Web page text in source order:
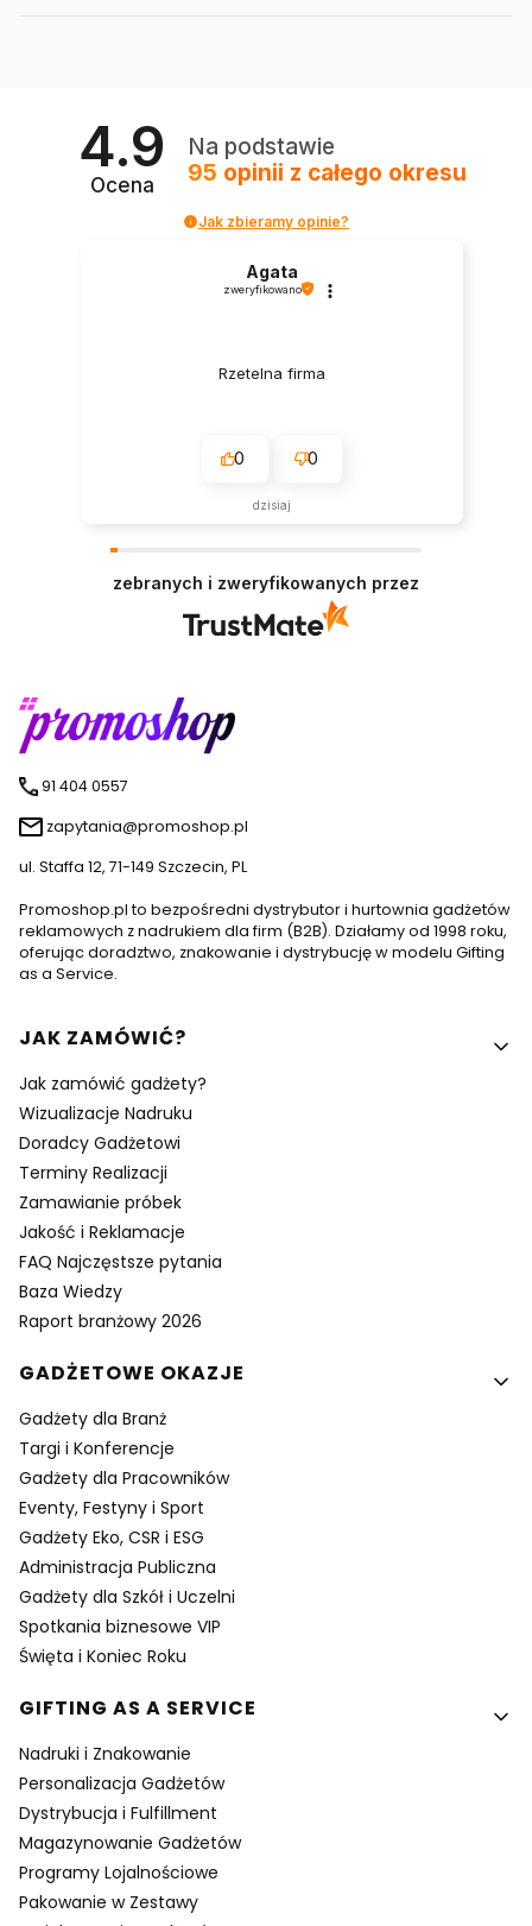
4.9
Ocena
Na podstawie
95 opinii z całego okresu
Jak zbieramy opinie?
Agata
zweryfikowano
Rzetelna firma
0 0
dzisiaj
zebranych i zweryfikowanych przez
91 404 0557
zapytania@promoshop.pl
ul. Staffa 12, 71-149 Szczecin, PL
Promoshop.pl to bezpośredni dystrybutor i hurtownia gadżetów
reklamowych z nadrukiem dla firm (B2B). Działamy od 1998 roku,
oferując doradztwo, znakowanie i dystrybucję w modelu Gifting
as a Service.
Linki w stopce
JAK ZAMÓWIĆ?
Jak zamówić gadżety?
Wizualizacje Nadruku
Doradcy Gadżetowi
Terminy Realizacji
Zamawianie próbek
Jakość i Reklamacje
FAQ Najczęstsze pytania
Baza Wiedzy
Raport branżowy 2026
GADŻETOWE OKAZJE
Gadżety dla Branż
Targi i Konferencje
Gadżety dla Pracowników
Eventy, Festyny i Sport
Gadżety Eko, CSR i ESG
Administracja Publiczna
Gadżety dla Szkół i Uczelni
Spotkania biznesowe VIP
Święta i Koniec Roku
GIFTING AS A SERVICE
Nadruki i Znakowanie
Personalizacja Gadżetów
Dystrybucja i Fulfillment
Magazynowanie Gadżetów
Programy Lojalnościowe
Pakowanie w Zestawy